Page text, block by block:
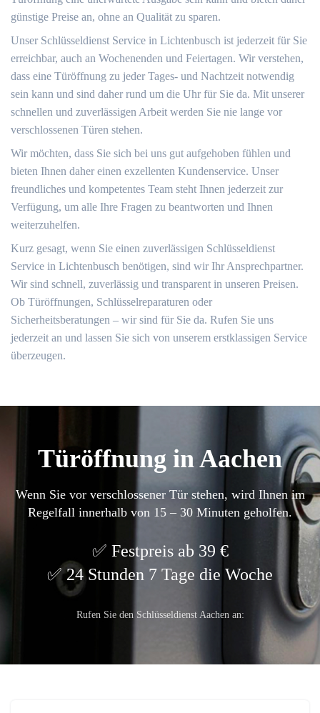
günstige Preise an, ohne an Qualität zu sparen.
Unser Schlüsseldienst Service in Lichtenbusch ist jederzeit für Sie
erreichbar, auch an Wochenenden und Feiertagen. Wir verstehen,
dass eine Türöffnung zu jeder Tages- und Nachtzeit notwendig
sein kann und sind daher rund um die Uhr für Sie da. Mit unserer
schnellen und zuverlässigen Arbeit werden Sie nie lange vor
verschlossenen Türen stehen.
Wir möchten, dass Sie sich bei uns gut aufgehoben fühlen und
bieten Ihnen daher einen exzellenten Kundenservice. Unser
freundliches und kompetentes Team steht Ihnen jederzeit zur
Verfügung, um alle Ihre Fragen zu beantworten und Ihnen
weiterzuhelfen.
Kurz gesagt, wenn Sie einen zuverlässigen Schlüsseldienst
Service in Lichtenbusch benötigen, sind wir Ihr Ansprechpartner.
Wir sind schnell, zuverlässig und transparent in unseren Preisen.
Ob Türöffnungen, Schlüsselreparaturen oder
Sicherheitsberatungen – wir sind für Sie da. Rufen Sie uns
jederzeit an und lassen Sie sich von unserem erstklassigen Service
überzeugen.
Türöffnung in Aachen
Wenn Sie vor verschlossener Tür stehen, wird Ihnen im
Regelfall innerhalb von 15 – 30 Minuten geholfen.
Festpreis ab 39 €
24 Stunden 7 Tage die Woche
Rufen Sie den Schlüsseldienst Aachen an: